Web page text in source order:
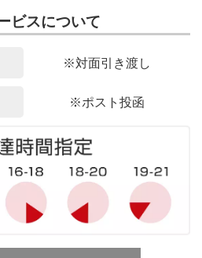
ビスについて
※対面引き渡し
※ポスト投函